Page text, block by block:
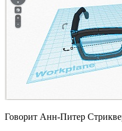
Говорит Анн-Питер